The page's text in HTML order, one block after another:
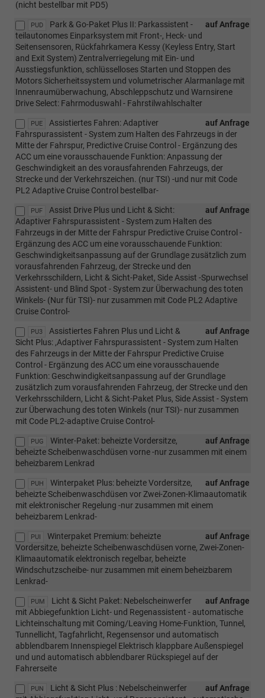
(nicht bestellbar mit PD5)
PUD auf Anfrage
Park & Go-Paket Plus II: Parkassistent -
teilautonomes Einparksystem mit Front-, Heck- und
Seitensensoren, Rückfahrkamera Kessy (Keyless Entry, Start
and Exit System) Zentralverriegelung mit Ein- und
Ausstiegsfunktion, schlüsselloses Starten und Stoppen des
Motors Sicherheitssystem und volumetrischer Alarmanlage mit
Innenraumüberwachung, Abschleppschutz und Warnsirene
Drive Select: Fahrmoduswahl - Fahrstilwahlschalter
PUE auf Anfrage
Assistiertes Fahren: Adaptiver
Fahrspurassistent - System zum Halten des Fahrzeugs in der
Mitte der Fahrspur, Predictive Cruise Control - Ergänzung des
ACC um eine vorausschauende Funktion: Anpassung der
Geschwindigkeit an des vorausfahrenden Fahrzeugs, der
Strecke und der Verkehrszeichen. (nur TSI) -und nur mit Code
PL2 Adaptive Cruise Control bestellbar-
PUF auf Anfrage
Assist Drive Plus und Licht & Sicht:
Adaptiver Fahrspurassistent - System zum Halten des
Fahrzeugs in der Mitte der Fahrspur Predictive Cruise Control -
Ergänzung des ACC um eine vorausschauende Funktion:
Geschwindigkeitsanpassung auf der Grundlage zusätzlich zum
vorausfahrenden Fahrzeug, der Strecke und den
Verkehrsschildern, Licht & Sicht-Paket, Side Assist -Spurwechsel
Assistent- und Blind Spot - System zur Überwachung des toten
Winkels- (Nur für TSI)- nur zusammen mit Code PL2 Adaptive
Cruise Control-
PU3 auf Anfrage
Assistiertes Fahren Plus und Licht &
Sicht Plus: ,Adaptiver Fahrspurassistent - System zum Halten
des Fahrzeugs in der Mitte der Fahrspur Predictive Cruise
Control - Ergänzung des ACC um eine vorausschauende
Funktion: Geschwindigkeitsanpassung auf der Grundlage
zusätzlich zum vorausfahrenden Fahrzeug, der Strecke und den
Verkehrsschildern, Licht & Sicht-Paket Plus, Side Assist - System
zur Überwachung des toten Winkels (nur TSI)- nur zusammen
mit Code PL2-adaptive Cruise Control-
PUG auf Anfrage
Winter-Paket: beheizte Vordersitze,
beheizte Scheibenwaschdüsen vorne -nur zusammen mit einem
beheizbarem Lenkrad
PUH auf Anfrage
Winterpaket Plus: beheizte Vordersitze,
beheizte Scheibenwaschdüsen vor Zwei-Zonen-Klimaautomatik
mit elektronischer Regelung -nur zusammen mit einem
beheizbarem Lenkrad-
PUI auf Anfrage
Winterpaket Premium: beheizte
Vordersitze, beheizte Scheibenwaschdüsen vorne, Zwei-Zonen-
Klimaautomatik elektronisch regelbar, beheizte
Windschutzscheibe- nur zusammen mit einem beheizbarem
Lenkrad-
PUM auf Anfrage
Licht & Sicht Paket: Nebelscheinwerfer
mit Abbiegefunktion Licht- und Regenassistent - automatische
Lichteinschaltung mit Coming/Leaving Home-Funktion, Tunnel,
Tunnellicht, Tagfahrlicht, Regensensor und automatisch
abblendbarem Innenspiegel Elektrisch klappbare Außenspiegel
und und automatisch abblendbarer Rückspiegel auf der
Fahrerseite
PUN auf Anfrage
Licht & Sicht Plus : Nebelscheinwerfer